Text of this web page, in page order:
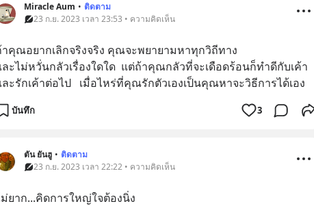
Miracle Aum • ติดตาม
23 ก.ย. 2023 เวลา 23:53 • ความคิดเห็น
าคุณอยากเลิกจริงจริง คุณจะพยายามหาทุกวิถีทาง
ะไม่หวั่นกลัวเรื่องใดใด  แต่ถ้าคุณกลัวที่จะเดือดร้อนก็ทำดีกับเค้า
ะรักเค้าต่อไป   เมื่อไหร่ที่คุณรักตัวเองเป็นคุณหาจะวิธีการได้เอง
บันทึก 3
ตัน ยันฮู • ติดตาม
23 ก.ย. 2023 เวลา 22:22 • ความคิดเห็น
ยาก...คิดการใหญ่ใจต้องนิ่ง